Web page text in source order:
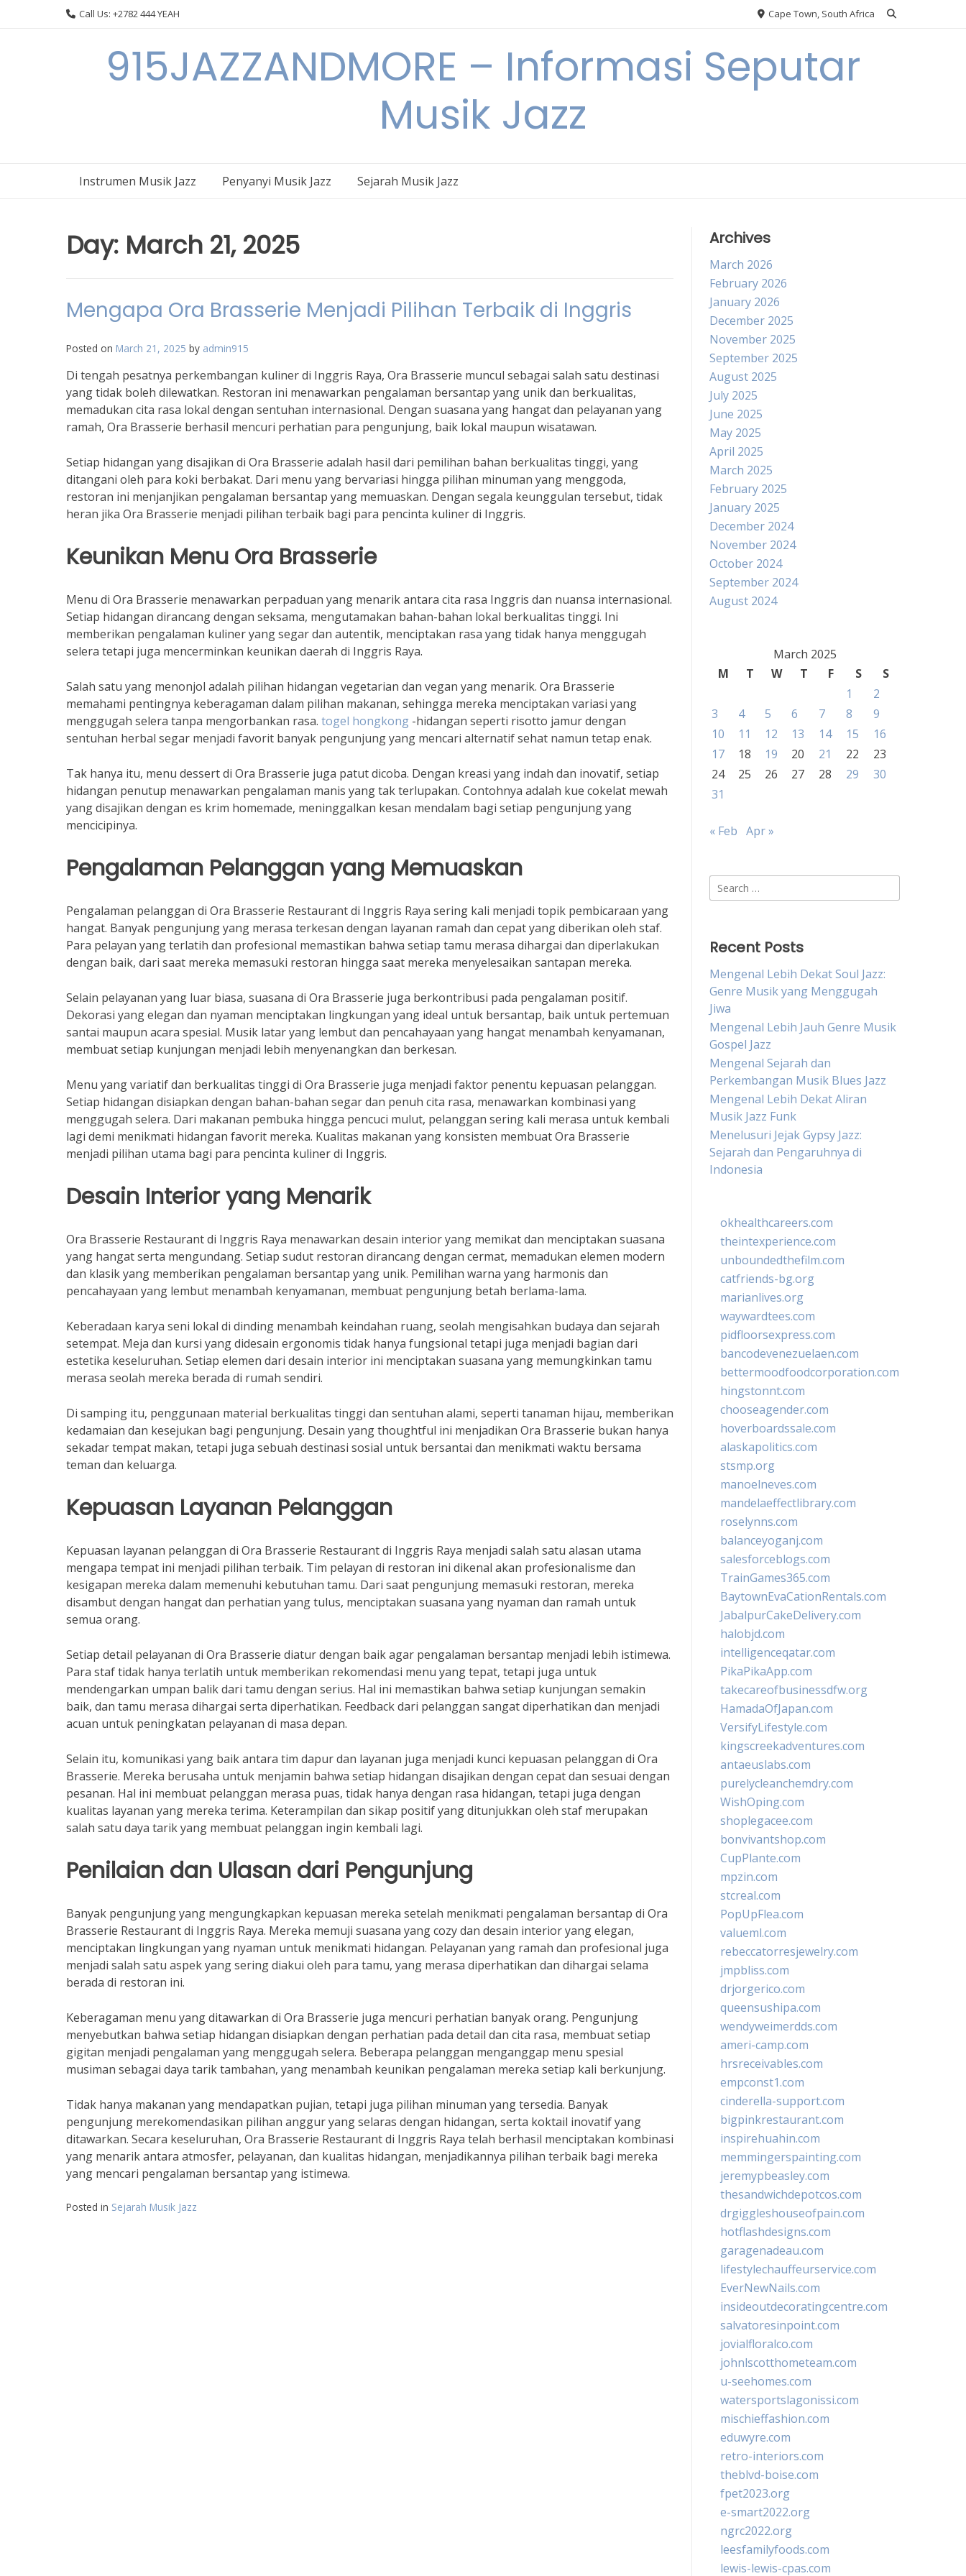
Call Us: +2782 444 YEAH Cape Town, South Africa
915JAZZANDMORE – Informasi Seputar
Musik Jazz
Instrumen Musik Jazz Penyanyi Musik Jazz Sejarah Musik Jazz
Day: March 21, 2025
Mengapa Ora Brasserie Menjadi Pilihan Terbaik di Inggris
Posted on March 21, 2025 by admin915
Di tengah pesatnya perkembangan kuliner di Inggris Raya, Ora Brasserie muncul sebagai salah satu destinasi
yang tidak boleh dilewatkan. Restoran ini menawarkan pengalaman bersantap yang unik dan berkualitas,
memadukan cita rasa lokal dengan sentuhan internasional. Dengan suasana yang hangat dan pelayanan yang
ramah, Ora Brasserie berhasil mencuri perhatian para pengunjung, baik lokal maupun wisatawan.
Setiap hidangan yang disajikan di Ora Brasserie adalah hasil dari pemilihan bahan berkualitas tinggi, yang
ditangani oleh para koki berbakat. Dari menu yang bervariasi hingga pilihan minuman yang menggoda,
restoran ini menjanjikan pengalaman bersantap yang memuaskan. Dengan segala keunggulan tersebut, tidak
heran jika Ora Brasserie menjadi pilihan terbaik bagi para pencinta kuliner di Inggris.
Keunikan Menu Ora Brasserie
Menu di Ora Brasserie menawarkan perpaduan yang menarik antara cita rasa Inggris dan nuansa internasional.
Setiap hidangan dirancang dengan seksama, mengutamakan bahan-bahan lokal berkualitas tinggi. Ini
memberikan pengalaman kuliner yang segar dan autentik, menciptakan rasa yang tidak hanya menggugah
selera tetapi juga mencerminkan keunikan daerah di Inggris Raya.
Salah satu yang menonjol adalah pilihan hidangan vegetarian dan vegan yang menarik. Ora Brasserie
memahami pentingnya keberagaman dalam pilihan makanan, sehingga mereka menciptakan variasi yang
menggugah selera tanpa mengorbankan rasa. togel hongkong -hidangan seperti risotto jamur dengan
sentuhan herbal segar menjadi favorit banyak pengunjung yang mencari alternatif sehat namun tetap enak.
Tak hanya itu, menu dessert di Ora Brasserie juga patut dicoba. Dengan kreasi yang indah dan inovatif, setiap
hidangan penutup menawarkan pengalaman manis yang tak terlupakan. Contohnya adalah kue cokelat mewah
yang disajikan dengan es krim homemade, meninggalkan kesan mendalam bagi setiap pengunjung yang
mencicipinya.
Pengalaman Pelanggan yang Memuaskan
Pengalaman pelanggan di Ora Brasserie Restaurant di Inggris Raya sering kali menjadi topik pembicaraan yang
hangat. Banyak pengunjung yang merasa terkesan dengan layanan ramah dan cepat yang diberikan oleh staf.
Para pelayan yang terlatih dan profesional memastikan bahwa setiap tamu merasa dihargai dan diperlakukan
dengan baik, dari saat mereka memasuki restoran hingga saat mereka menyelesaikan santapan mereka.
Selain pelayanan yang luar biasa, suasana di Ora Brasserie juga berkontribusi pada pengalaman positif.
Dekorasi yang elegan dan nyaman menciptakan lingkungan yang ideal untuk bersantap, baik untuk pertemuan
santai maupun acara spesial. Musik latar yang lembut dan pencahayaan yang hangat menambah kenyamanan,
membuat setiap kunjungan menjadi lebih menyenangkan dan berkesan.
Menu yang variatif dan berkualitas tinggi di Ora Brasserie juga menjadi faktor penentu kepuasan pelanggan.
Setiap hidangan disiapkan dengan bahan-bahan segar dan penuh cita rasa, menawarkan kombinasi yang
menggugah selera. Dari makanan pembuka hingga pencuci mulut, pelanggan sering kali merasa untuk kembali
lagi demi menikmati hidangan favorit mereka. Kualitas makanan yang konsisten membuat Ora Brasserie
menjadi pilihan utama bagi para pencinta kuliner di Inggris.
Desain Interior yang Menarik
Ora Brasserie Restaurant di Inggris Raya menawarkan desain interior yang memikat dan menciptakan suasana
yang hangat serta mengundang. Setiap sudut restoran dirancang dengan cermat, memadukan elemen modern
dan klasik yang memberikan pengalaman bersantap yang unik. Pemilihan warna yang harmonis dan
pencahayaan yang lembut menambah kenyamanan, membuat pengunjung betah berlama-lama.
Keberadaan karya seni lokal di dinding menambah keindahan ruang, seolah mengisahkan budaya dan sejarah
setempat. Meja dan kursi yang didesain ergonomis tidak hanya fungsional tetapi juga menjadi bagian dari
estetika keseluruhan. Setiap elemen dari desain interior ini menciptakan suasana yang memungkinkan tamu
merasa seolah mereka berada di rumah sendiri.
Di samping itu, penggunaan material berkualitas tinggi dan sentuhan alami, seperti tanaman hijau, memberikan
kedamaian dan kesejukan bagi pengunjung. Desain yang thoughtful ini menjadikan Ora Brasserie bukan hanya
sekadar tempat makan, tetapi juga sebuah destinasi sosial untuk bersantai dan menikmati waktu bersama
teman dan keluarga.
Kepuasan Layanan Pelanggan
Kepuasan layanan pelanggan di Ora Brasserie Restaurant di Inggris Raya menjadi salah satu alasan utama
mengapa tempat ini menjadi pilihan terbaik. Tim pelayan di restoran ini dikenal akan profesionalisme dan
kesigapan mereka dalam memenuhi kebutuhan tamu. Dari saat pengunjung memasuki restoran, mereka
disambut dengan hangat dan perhatian yang tulus, menciptakan suasana yang nyaman dan ramah untuk
semua orang.
Setiap detail pelayanan di Ora Brasserie diatur dengan baik agar pengalaman bersantap menjadi lebih istimewa.
Para staf tidak hanya terlatih untuk memberikan rekomendasi menu yang tepat, tetapi juga untuk
mendengarkan umpan balik dari tamu dengan serius. Hal ini memastikan bahwa setiap kunjungan semakin
baik, dan tamu merasa dihargai serta diperhatikan. Feedback dari pelanggan sangat diperhatikan dan menjadi
acuan untuk peningkatan pelayanan di masa depan.
Selain itu, komunikasi yang baik antara tim dapur dan layanan juga menjadi kunci kepuasan pelanggan di Ora
Brasserie. Mereka berusaha untuk menjamin bahwa setiap hidangan disajikan dengan cepat dan sesuai dengan
pesanan. Hal ini membuat pelanggan merasa puas, tidak hanya dengan rasa hidangan, tetapi juga dengan
kualitas layanan yang mereka terima. Keterampilan dan sikap positif yang ditunjukkan oleh staf merupakan
salah satu daya tarik yang membuat pelanggan ingin kembali lagi.
Penilaian dan Ulasan dari Pengunjung
Banyak pengunjung yang mengungkapkan kepuasan mereka setelah menikmati pengalaman bersantap di Ora
Brasserie Restaurant di Inggris Raya. Mereka memuji suasana yang cozy dan desain interior yang elegan,
menciptakan lingkungan yang nyaman untuk menikmati hidangan. Pelayanan yang ramah dan profesional juga
menjadi salah satu aspek yang sering diakui oleh para tamu, yang merasa diperhatikan dan dihargai selama
berada di restoran ini.
Keberagaman menu yang ditawarkan di Ora Brasserie juga mencuri perhatian banyak orang. Pengunjung
menyebutkan bahwa setiap hidangan disiapkan dengan perhatian pada detail dan cita rasa, membuat setiap
gigitan menjadi pengalaman yang menggugah selera. Beberapa pelanggan menganggap menu spesial
musiman sebagai daya tarik tambahan, yang menambah keunikan pengalaman mereka setiap kali berkunjung.
Tidak hanya makanan yang mendapatkan pujian, tetapi juga pilihan minuman yang tersedia. Banyak
pengunjung merekomendasikan pilihan anggur yang selaras dengan hidangan, serta koktail inovatif yang
ditawarkan. Secara keseluruhan, Ora Brasserie Restaurant di Inggris Raya telah berhasil menciptakan kombinasi
yang menarik antara atmosfer, pelayanan, dan kualitas hidangan, menjadikannya pilihan terbaik bagi mereka
yang mencari pengalaman bersantap yang istimewa.
Posted in Sejarah Musik Jazz
Archives
March 2026
February 2026
January 2026
December 2025
November 2025
September 2025
August 2025
July 2025
June 2025
May 2025
April 2025
March 2025
February 2025
January 2025
December 2024
November 2024
October 2024
September 2024
August 2024
March 2025
M
T W T F S
S
1
2
3
4 5 6 7 8
9
10
11 12 13 14 15
16
17
18 19 20 21 22
23
24
25 26 27 28 29
30
31
« Feb Apr »
Search
for:
Recent Posts
Mengenal Lebih Dekat Soul Jazz:
Genre Musik yang Menggugah
Jiwa
Mengenal Lebih Jauh Genre Musik
Gospel Jazz
Mengenal Sejarah dan
Perkembangan Musik Blues Jazz
Mengenal Lebih Dekat Aliran
Musik Jazz Funk
Menelusuri Jejak Gypsy Jazz:
Sejarah dan Pengaruhnya di
Indonesia
okhealthcareers.com
theintexperience.com
unboundedthefilm.com
catfriends-bg.org
marianlives.org
waywardtees.com
pidfloorsexpress.com
bancodevenezuelaen.com
bettermoodfoodcorporation.com
hingstonnt.com
chooseagender.com
hoverboardssale.com
alaskapolitics.com
stsmp.org
manoelneves.com
mandelaeffectlibrary.com
roselynns.com
balanceyoganj.com
salesforceblogs.com
TrainGames365.com
BaytownEvaCationRentals.com
JabalpurCakeDelivery.com
halobjd.com
intelligenceqatar.com
PikaPikaApp.com
takecareofbusinessdfw.org
HamadaOfJapan.com
VersifyLifestyle.com
kingscreekadventures.com
antaeuslabs.com
purelycleanchemdry.com
WishOping.com
shoplegacee.com
bonvivantshop.com
CupPlante.com
mpzin.com
stcreal.com
PopUpFlea.com
valueml.com
rebeccatorresjewelry.com
jmpbliss.com
drjorgerico.com
queensushipa.com
wendyweimerdds.com
ameri-camp.com
hrsreceivables.com
empconst1.com
cinderella-support.com
bigpinkrestaurant.com
inspirehuahin.com
memmingerspainting.com
jeremypbeasley.com
thesandwichdepotcos.com
drgiggleshouseofpain.com
hotflashdesigns.com
garagenadeau.com
lifestylechauffeurservice.com
EverNewNails.com
insideoutdecoratingcentre.com
salvatoresinpoint.com
jovialfloralco.com
johnlscotthometeam.com
u-seehomes.com
watersportslagonissi.com
mischieffashion.com
eduwyre.com
retro-interiors.com
theblvd-boise.com
fpet2023.org
e-smart2022.org
ngrc2022.org
leesfamilyfoods.com
lewis-lewis-cpas.com